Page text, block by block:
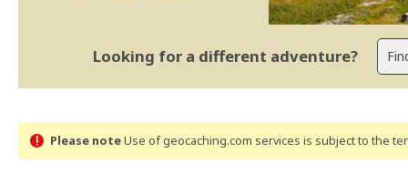
Looking for a different adventure?
Please noteUse of geocaching.com services is subject to the